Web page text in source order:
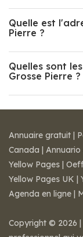
Quelle est
Pierre ?
Quelles sont
Grosse Pierre ?
Annuaire gratuit |
Canada | Annuario
Yellow Pages |
Yellow Pages UK |
Agenda en ligne |
Copyright © 2026 |